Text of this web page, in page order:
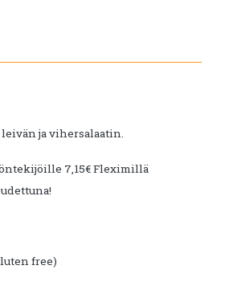
ja vihersalaatin.
7,15€ Fleximillä
free)